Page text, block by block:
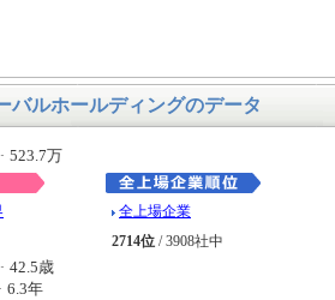
バルホールディングのデータ
523.7万
全上場企業
2714位 / 3908社中
42.5歳
6.3年